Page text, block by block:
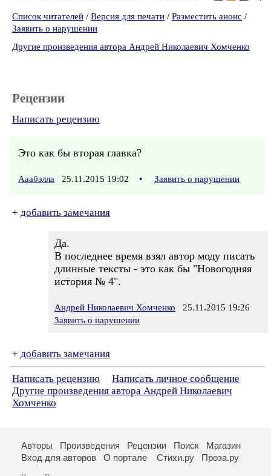
Список читателей / Версия для печати / Разместить анонс /
Заявить о нарушении
Другие произведения автора Андрей Николаевич Хомченко
Рецензии
Написать рецензию
Это как бы вторая главка?
Ааабэлла 25.11.2015 19:02 • Заявить о нарушении
+ добавить замечания
Да.
В последнее время взял автор моду писать
длинные тексты - это как бы "Новогодняя
история № 4".
Андрей Николаевич Хомченко 25.11.2015 19:26
Заявить о нарушении
+ добавить замечания
Написать рецензию
Написать личное сообщение
Другие произведения автора Андрей Николаевич
Хомченко
Авторы Произведения Рецензии Поиск
Магазин
Вход для авторов
О портале Стихи.ру Проза.ру